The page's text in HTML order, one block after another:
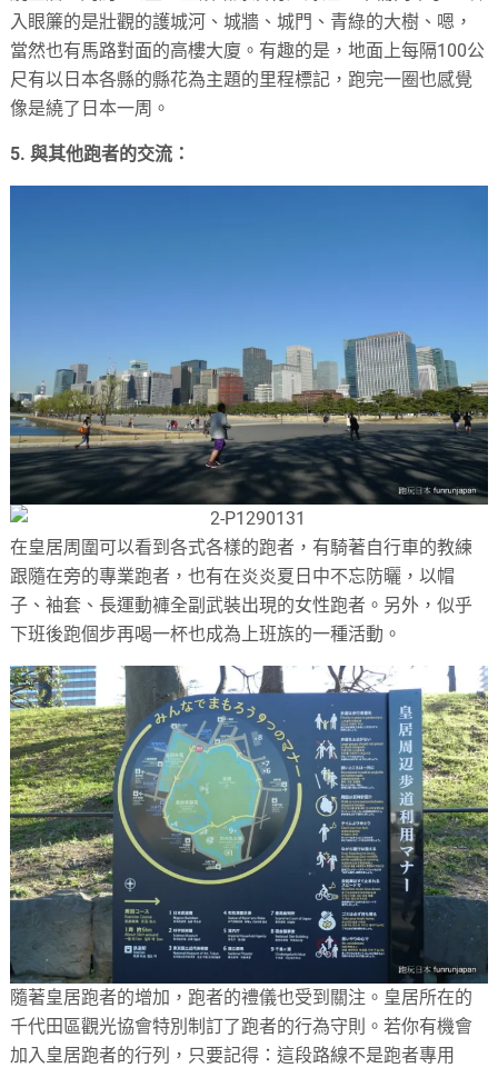
入眼簾的是壯觀的護城河、城牆、城門、青綠的大樹、嗯，
當然也有馬路對面的高樓大廈。有趣的是，地面上每隔100公
尺有以日本各縣的縣花為主題的里程標記，跑完一圈也感覺
像是繞了日本一周。
5. 與其他跑者的交流：
在皇居周圍可以看到各式各樣的跑者，有騎著自行車的教練
跟隨在旁的專業跑者，也有在炎炎夏日中不忘防曬，以帽
子、袖套、長運動褲全副武裝出現的女性跑者。另外，似乎
下班後跑個步再喝一杯也成為上班族的一種活動。
隨著皇居跑者的增加，跑者的禮儀也受到關注。皇居所在的
千代田區觀光協會特別制訂了跑者的行為守則。若你有機會
加入皇居跑者的行列，只要記得：這段路線不是跑者專用